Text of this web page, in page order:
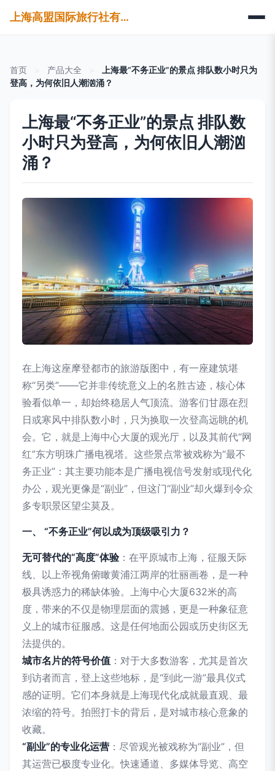
上海高盟国际旅行社有限公司
首页 产品大全
上海最“不务正业”的景点 排队数小时只为
登高，为何依旧人潮汹涌？
上海最“不务正业”的景点 排队数
小时只为登高，为何依旧人潮汹
涌？
在上海这座摩登都市的旅游版图中，有一座建筑堪
称“另类”——它并非传统意义上的名胜古迹，核心体
验看似单一，却始终稳居人气顶流。游客们甘愿在烈
日或寒风中排队数小时，只为换取一次登高远眺的机
会。它，就是上海中心大厦的观光厅，以及其前代“网
红”东方明珠广播电视塔。这些景点常被戏称为“最不
务正业”：其主要功能本是广播电视信号发射或现代化
办公，观光更像是“副业”，但这门“副业”却火爆到令众
多专职景区望尘莫及。
一、 “不务正业”何以成为顶级吸引力？
无可替代的“高度”体验：在平原城市上海，征服天际
线、以上帝视角俯瞰黄浦江两岸的壮丽画卷，是一种
极具诱惑力的稀缺体验。上海中心大厦632米的高
度，带来的不仅是物理层面的震撼，更是一种象征意
义上的城市征服感。这是任何地面公园或历史街区无
法提供的。
城市名片的符号价值 ：对于大多数游客，尤其是首次
到访者而言，登上这些地标，是“到此一游”最具仪式
感的证明。它们本身就是上海现代化成就最直观、最
浓缩的符号。拍照打卡的背后，是对城市核心意象的
收藏。
“副业”的专业化运营 ：尽管观光被戏称为“副业”，但
其运营已极度专业化。快速通道、多媒体导览、高空